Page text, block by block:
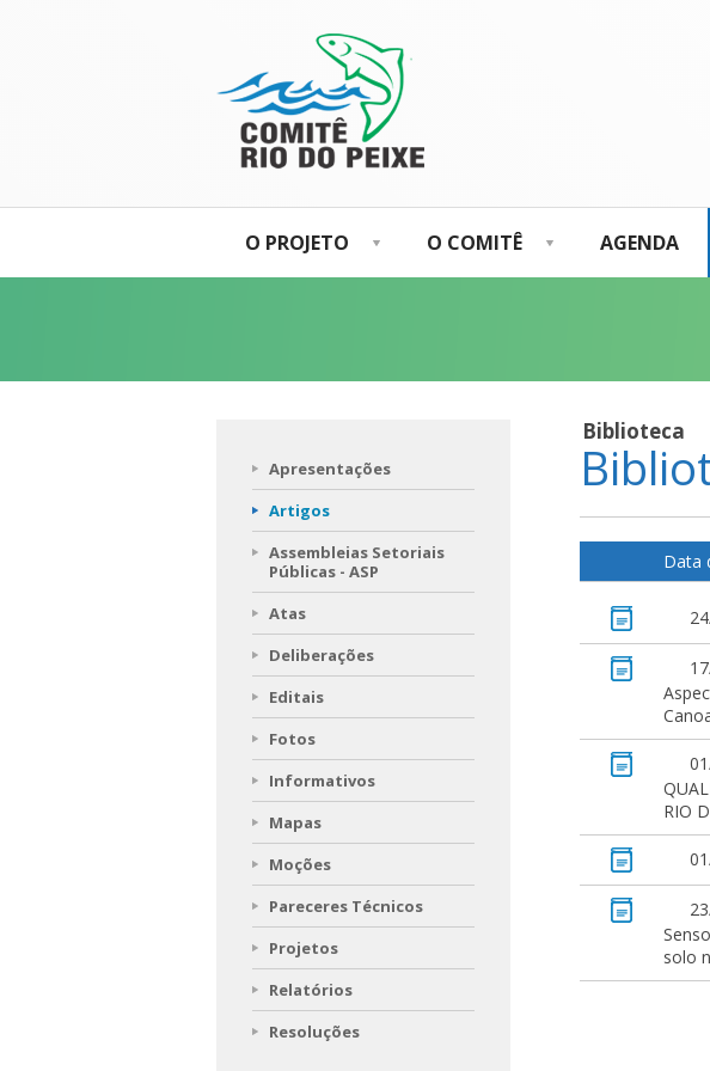
O PROJETO O COMITÊ AGENDA
Apresentações
Artigos
Assembleias Setoriais
Públicas - ASP
Atas
Deliberações
Editais
Fotos
Informativos
Mapas
Moções
Pareceres Técnicos
Projetos
Relatórios
Resoluções
Biblioteca
Data
RIO
solo